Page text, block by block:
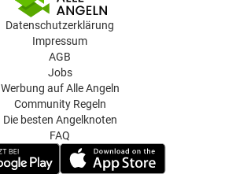
Datenschutzerklärung
Impressum
AGB
Jobs
Werbung auf Alle Angeln
Community Regeln
Die besten Angelknoten
FAQ